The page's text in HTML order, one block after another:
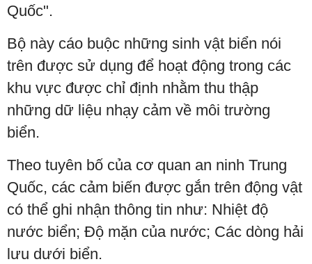
Quốc".
Bộ này cáo buộc những sinh vật biển nói
trên được sử dụng để hoạt động trong các
khu vực được chỉ định nhằm thu thập
những dữ liệu nhạy cảm về môi trường
biển.
Theo tuyên bố của cơ quan an ninh Trung
Quốc, các cảm biến được gắn trên động vật
có thể ghi nhận thông tin như: Nhiệt độ
nước biển; Độ mặn của nước; Các dòng hải
lưu dưới biển.